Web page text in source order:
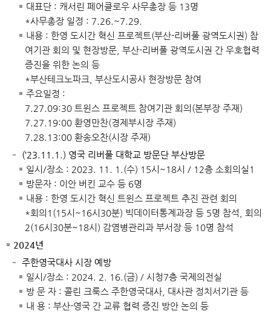
대표단 : 캐서린 페어클로우 사무총장 등 13명
*사무총장 일정 : 7.26.~7.29.
내용 : 한영 도시간 혁신 프로젝트(부산-리버풀 광역도시권) 참
여기관 회의 및 현장방문, 부산-리버풀 광역도시권 간 우호협력
증진을 위한 논의 등
*부산테크노파크, 부산도시공사 현장방문 참여
주요일정 :
7.27.09:30 트윈스 프로젝트 참여기관 회의(본부장 주재)
7.27.19:00 환영만찬(경제부시장 주재)
7.28.13:00 환송오찬(시장 주재)
(‘23.11.1.) 영국 리버풀 대학교 방문단 부산방문
일시/장소 : 2023. 11. 1.(수) 15시~18시 / 12층 소회의실1
방문자 : 이안 버킨 교수 등 6명
내용 : 한영 도시간 혁신 트윈스 프로젝트 추진 관련 회의
*회의1(15시~16시30분) 빅데이터통계과장 등 5명 참석, 회의
2(16시30분~18시) 감염병관리과 부서장 등 10명 참석
2024년
주한영국대사 시장 예방
일시/장소 : 2024. 2. 16.(금) / 시청7층 국제의전실
방 문 자 : 콜린 크룩스 주한영국대사, 대사관 정치서기관 등
내 용 : 부산-영국 간 교류 협력 증진 방안 논의 등